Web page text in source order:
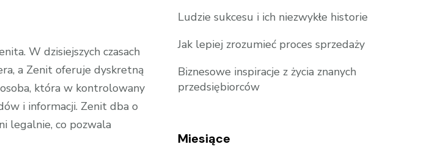
W dzisiejszych czasach
a Zenit oferuje dyskretną
która w kontrolowany
i informacji. Zenit dba o
legalnie, co pozwala
Ludzie sukcesu i ich niezwykłe historie
Jak lepiej zrozumieć proces sprzedaży
Biznesowe inspiracje z życia znanych
przedsiębiorców
Miesiące